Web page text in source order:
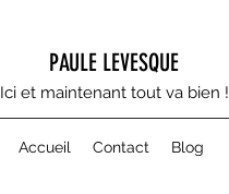
PAULE LEVESQUE
Ici et maintenant tout va bien !
Accueil Contact Blog